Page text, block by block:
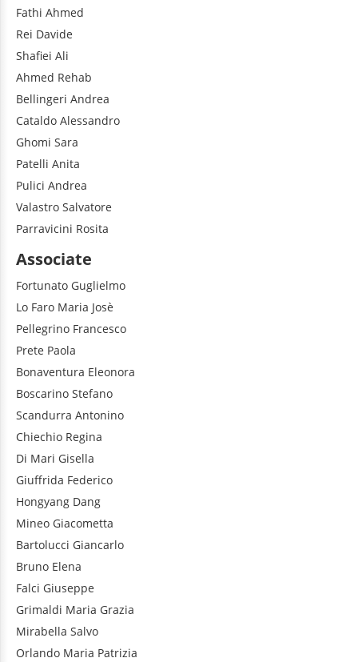
Fathi Ahmed
Rei Davide
Shafiei Ali
Ahmed Rehab
Bellingeri Andrea
Cataldo Alessandro
Ghomi Sara
Patelli Anita
Pulici Andrea
Valastro Salvatore
Parravicini Rosita
Associate
Fortunato Guglielmo
Lo Faro Maria Josè
Pellegrino Francesco
Prete Paola
Bonaventura Eleonora
Boscarino Stefano
Scandurra Antonino
Chiechio Regina
Di Mari Gisella
Giuffrida Federico
Hongyang Dang
Mineo Giacometta
Bartolucci Giancarlo
Bruno Elena
Falci Giuseppe
Grimaldi Maria Grazia
Mirabella Salvo
Orlando Maria Patrizia